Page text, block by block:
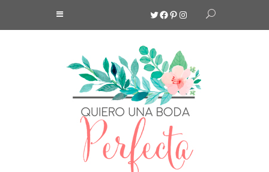
Twitter
Facebook
Pinterest
Instagram